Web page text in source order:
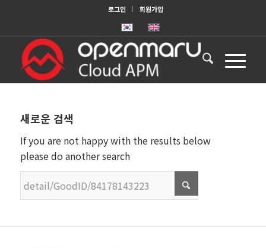
로그인 회원가입
새로운 검색
If you are not happy with the results below
please do another search